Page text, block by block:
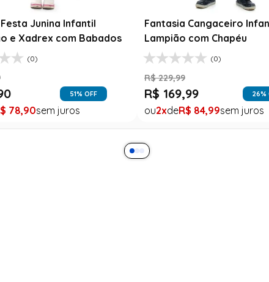
Rosa Floral com Renda
99, 99
Xadrez Preto com Girassol
R$ 129,99
R$ 78,90
1 R$ 78, 90